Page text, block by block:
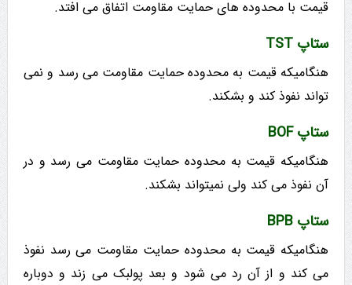
قیمت با محدوده های حمایت مقاومت اتفاق می افتد.
ستاپ TST
هنگامیکه قیمت به محدوده حمایت مقاومت می رسد و نمی
تواند نفوذ کند و بشکند.
ستاپ BOF
هنگامیکه قیمت به محدوده حمایت مقاومت می رسد و در
آن نفوذ می کند ولی نمیتواند بشکند.
ستاپ BPB
هنگامیکه قیمت به محدوده حمایت مقاومت می رسد نفوذ
می کند و از آن رد می شود و بعد پولبک می زند و دوباره